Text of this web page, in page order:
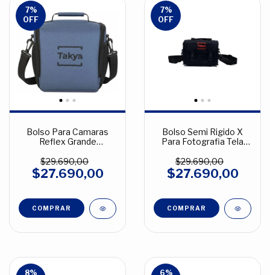
7%
OFF
Bolso Para Camaras
Reflex Grande
Melange Varios Colores
$29.690,00
$27.690,00
COMPRAR
7%
OFF
Bolso Semi Rigido X
Para Fotografia Tela
$29.690,00
$27.690,00
8%
6%